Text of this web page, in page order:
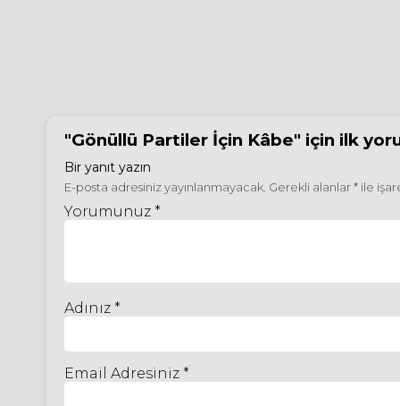
"Gönüllü Partiler İçin Kâbe" için ilk
Bir yanıt yazın
E-posta adresiniz yayınlanmayacak. Gerekli alanlar* ile
Yorumunuz *
Adınız *
Email Adresiniz *